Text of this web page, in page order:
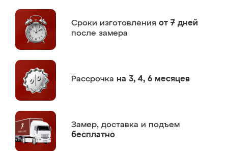
Сроки изготовления от 7 дней
после замера
Рассрочка на 3, 4, 6 месяцев
Замер, доставка и подъем
бесплатно